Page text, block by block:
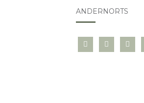
ANDERNORTS
bloglovininstagramtwitter